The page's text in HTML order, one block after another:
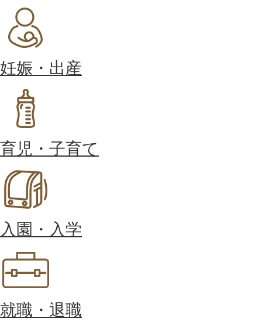
妊娠・出産
育児・子育て
入園・入学
就職・退職